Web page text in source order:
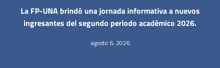
La FP-UNA brindó una jornada informativa a nuevos
ingresantes del segundo periodo académico 2026.
agosto 6, 2026